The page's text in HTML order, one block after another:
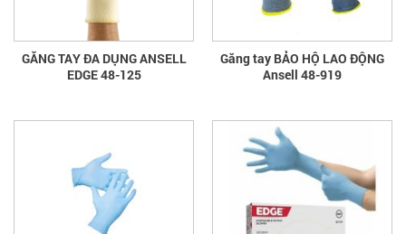
GĂNG TAY ĐA DỤNG ANSELL
EDGE 48-125
Găng tay BẢO HỘ LAO ĐỘNG
Ansell 48-919